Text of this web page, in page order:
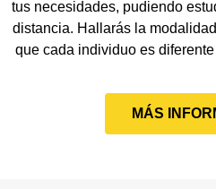
tus necesidades, pudiendo
distancia. Hallarás la
que cada individuo es
MÁS